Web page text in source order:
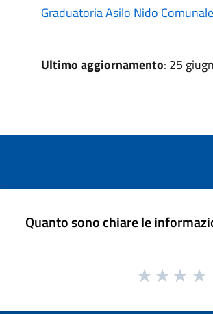
Graduatoria Asilo Nido
Ultimo aggiornamento: 25
Quanto sono chiare le